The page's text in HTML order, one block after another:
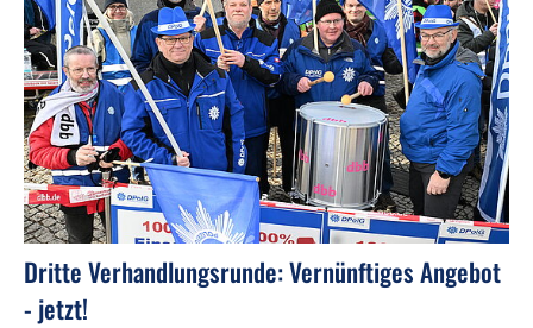
Dritte Verhandlungsrunde: Vernünftiges Angebot
- jetzt!